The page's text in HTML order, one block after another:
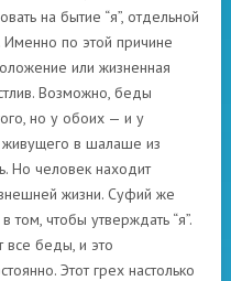
на бытие “я”, отдельной
Именно по этой причине
или жизненная
Возможно, беды
но у обоих — и у
живущего в шалаше из
Но человек находит
жизни. Суфий же
том, чтобы утверждать “я”.
все беды, и это
Этот грех настолько